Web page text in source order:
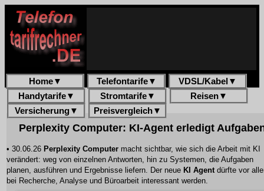
Home▼ Telefontarife▼ VDSL/Kabel ▼
Handytarife▼ Stromtarife▼ Reisen▼
Versicherung▼ Preisvergleich▼
Perplexity Computer: KI-Agent erledigt
• 30.06.26 Perplexity Computer macht sichtbar, wie sich die Arbeit mit KI
verändert: weg von einzelnen Antworten, hin zu Systemen, die Aufgaben
planen, ausführen und Ergebnisse liefern. Der neue KI Agentdürfte vor
bei Recherche, Analyse und Büroarbeit interessant werden.